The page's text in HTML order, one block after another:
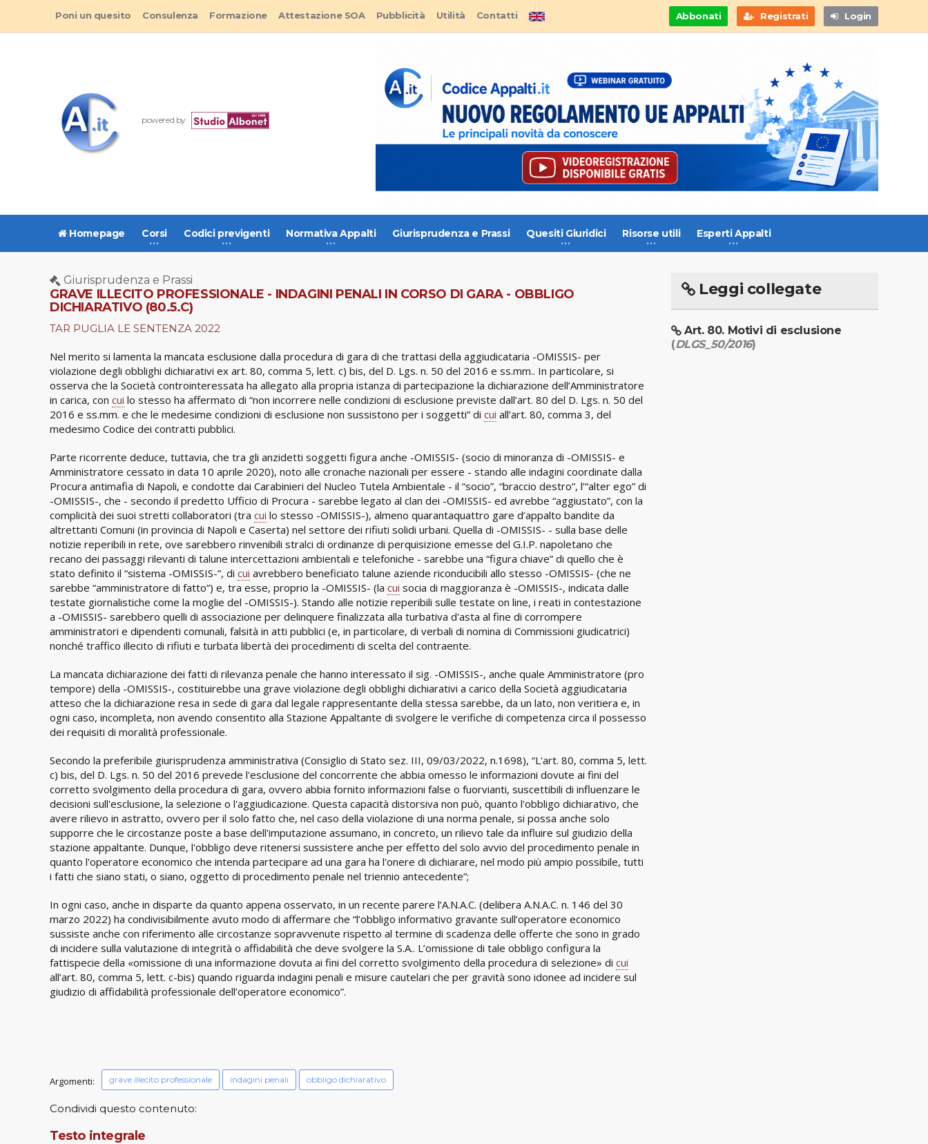
Abbonati Registrati Login
Poni un quesito Consulenza Formazione Attestazione SOA Pubblicità Utilità Contatti
powered by
Homepage Corsi Codici previgenti Normativa Appalti Giurisprudenza e Prassi Quesiti Giuridici Risorse utili Esperti Appalti
Giurisprudenza e Prassi
GRAVE ILLECITO PROFESSIONALE - INDAGINI PENALI IN CORSO DI GARA - OBBLIGO
DICHIARATIVO (80.5.C)
TAR PUGLIA LE SENTENZA 2022
Nel merito si lamenta la mancata esclusione dalla procedura di gara di che trattasi della aggiudicataria -OMISSIS- per
violazione degli obblighi dichiarativi ex art. 80, comma 5, lett. c) bis, del D. Lgs. n. 50 del 2016 e ss.mm.. In particolare, si
osserva che la Società controinteressata ha allegato alla propria istanza di partecipazione la dichiarazione dell’Amministratore
in carica, con cui lo stesso ha affermato di “non incorrere nelle condizioni di esclusione previste dall’art. 80 del D. Lgs. n. 50 del
2016 e ss.mm. e che le medesime condizioni di esclusione non sussistono per i soggetti” di cui all’art. 80, comma 3, del
medesimo Codice dei contratti pubblici.
Parte ricorrente deduce, tuttavia, che tra gli anzidetti soggetti figura anche -OMISSIS- (socio di minoranza di -OMISSIS- e
Amministratore cessato in data 10 aprile 2020), noto alle cronache nazionali per essere - stando alle indagini coordinate dalla
Procura antimafia di Napoli, e condotte dai Carabinieri del Nucleo Tutela Ambientale - il “socio”, “braccio destro”, l’“alter ego” di
-OMISSIS-, che - secondo il predetto Ufficio di Procura - sarebbe legato al clan dei -OMISSIS- ed avrebbe “aggiustato”, con la
complicità dei suoi stretti collaboratori (tra cui lo stesso -OMISSIS-), almeno quarantaquattro gare d’appalto bandite da
altrettanti Comuni (in provincia di Napoli e Caserta) nel settore dei rifiuti solidi urbani. Quella di -OMISSIS- - sulla base delle
notizie reperibili in rete, ove sarebbero rinvenibili stralci di ordinanze di perquisizione emesse del G.I.P. napoletano che
recano dei passaggi rilevanti di talune intercettazioni ambientali e telefoniche - sarebbe una “figura chiave” di quello che è
stato definito il “sistema -OMISSIS-”, di cui avrebbero beneficiato talune aziende riconducibili allo stesso -OMISSIS- (che ne
sarebbe “amministratore di fatto”) e, tra esse, proprio la -OMISSIS- (la cui socia di maggioranza è -OMISSIS-, indicata dalle
testate giornalistiche come la moglie del -OMISSIS-). Stando alle notizie reperibili sulle testate on line, i reati in contestazione
a -OMISSIS- sarebbero quelli di associazione per delinquere finalizzata alla turbativa d'asta al fine di corrompere
amministratori e dipendenti comunali, falsità in atti pubblici (e, in particolare, di verbali di nomina di Commissioni giudicatrici)
nonché traffico illecito di rifiuti e turbata libertà dei procedimenti di scelta del contraente.
La mancata dichiarazione dei fatti di rilevanza penale che hanno interessato il sig. -OMISSIS-, anche quale Amministratore (pro
tempore) della -OMISSIS-, costituirebbe una grave violazione degli obblighi dichiarativi a carico della Società aggiudicataria
atteso che la dichiarazione resa in sede di gara dal legale rappresentante della stessa sarebbe, da un lato, non veritiera e, in
ogni caso, incompleta, non avendo consentito alla Stazione Appaltante di svolgere le verifiche di competenza circa il possesso
dei requisiti di moralità professionale.
Secondo la preferibile giurisprudenza amministrativa (Consiglio di Stato sez. III, 09/03/2022, n.1698), “L'art. 80, comma 5, lett.
c) bis, del D. Lgs. n. 50 del 2016 prevede l'esclusione del concorrente che abbia omesso le informazioni dovute ai fini del
corretto svolgimento della procedura di gara, ovvero abbia fornito informazioni false o fuorvianti, suscettibili di influenzare le
decisioni sull'esclusione, la selezione o l'aggiudicazione. Questa capacità distorsiva non può, quanto l'obbligo dichiarativo, che
avere rilievo in astratto, ovvero per il solo fatto che, nel caso della violazione di una norma penale, si possa anche solo
supporre che le circostanze poste a base dell'imputazione assumano, in concreto, un rilievo tale da influire sul giudizio della
stazione appaltante. Dunque, l'obbligo deve ritenersi sussistere anche per effetto del solo avvio del procedimento penale in
quanto l'operatore economico che intenda partecipare ad una gara ha l'onere di dichiarare, nel modo più ampio possibile, tutti
i fatti che siano stati, o siano, oggetto di procedimento penale nel triennio antecedente”;
In ogni caso, anche in disparte da quanto appena osservato, in un recente parere l’A.N.A.C. (delibera A.N.A.C. n. 146 del 30
marzo 2022) ha condivisibilmente avuto modo di affermare che “l’obbligo informativo gravante sull’operatore economico
sussiste anche con riferimento alle circostanze sopravvenute rispetto al termine di scadenza delle offerte che sono in grado
di incidere sulla valutazione di integrità o affidabilità che deve svolgere la S.A.. L’omissione di tale obbligo configura la
fattispecie della «omissione di una informazione dovuta ai fini del corretto svolgimento della procedura di selezione» di cui
all’art. 80, comma 5, lett. c-bis) quando riguarda indagini penali e misure cautelari che per gravità sono idonee ad incidere sul
giudizio di affidabilità professionale dell’operatore economico”.
Argomenti: grave illecito professionale indagini penali obbligo dichiarativo
Condividi questo contenuto:
Testo integrale
Leggi collegate
Art. 80. Motivi di esclusione
(DLGS_50/2016)